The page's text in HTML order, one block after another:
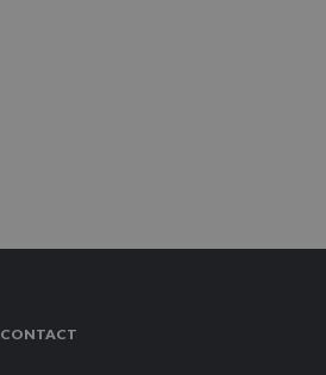
CONTACT